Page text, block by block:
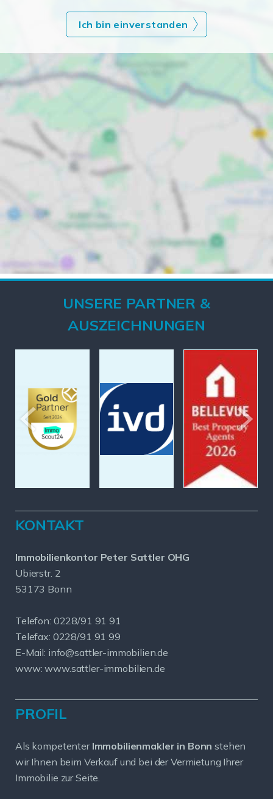
Ich bin einverstanden
UNSERE PARTNER &
AUSZEICHNUNGEN
KONTAKT
Immobilienkontor Peter Sattler OHG
Ubierstr. 2
53173 Bonn
Telefon: 0228/91 91 91
Telefax: 0228/91 91 99
E-Mail: info@sattler-immobilien.de
www: www.sattler-immobilien.de
PROFIL
Als kompetenter Immobilienmakler in Bonn stehen
wir Ihnen beim Verkauf und bei der Vermietung Ihrer
Immobilie zur Seite.